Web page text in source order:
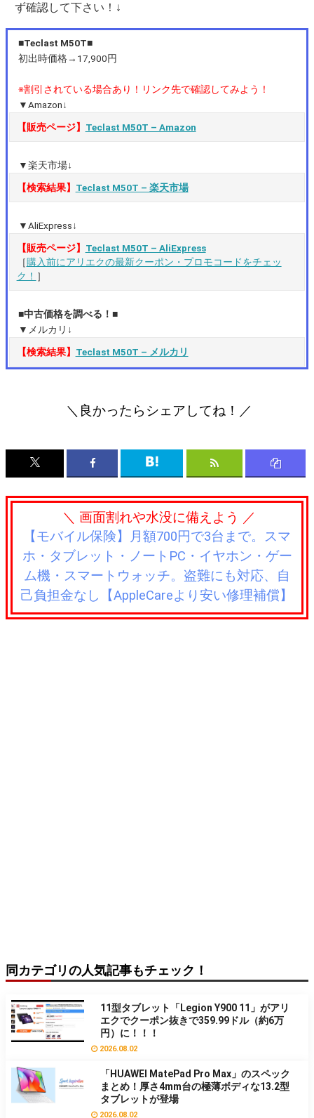
ず確認して下さい！↓
■Teclast M50T■
初出時価格→17,900円
※割引されている場合あり！リンク先で確認してみよう！
▼Amazon↓
【販売ページ】 Teclast M50T – Amazon
▼楽天市場↓
【検索結果】 Teclast M50T – 楽天市場
▼AliExpress↓
【販売ページ】 Teclast M50T – AliExpress
［購入前にアリエクの最新クーポン・プロモコードをチェッ
ク！ ］
■中古価格を調べる！■
▼メルカリ↓
【検索結果】 Teclast M50T – メルカリ
＼良かったらシェアしてね！／
＼ 画面割れや水没に備えよう ／
【モバイル保険】月額700円で3台まで。スマ
ホ・タブレット・ノートPC・イヤホン・ゲー
ム機・スマートウォッチ。盗難にも対応、自
己負担金なし【AppleCareより安い修理補償】
同カテゴリの人気記事もチェック！
11型タブレット「Legion Y900 11」がアリ
エクでクーポン抜きで359.99ドル（約6万
円）に！！！
2026.08.02
「HUAWEI MatePad Pro Max」のスペック
まとめ！厚さ4mm台の極薄ボディな13.2型
タブレットが登場
2026.08.02